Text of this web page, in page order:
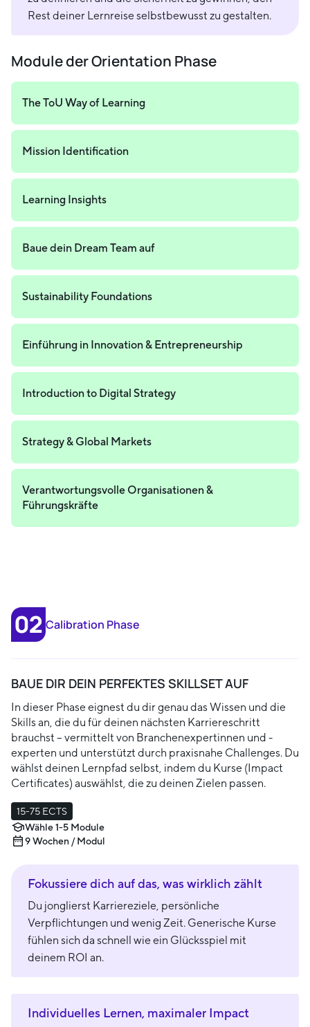
Rest deiner Lernreise selbstbewusst zu gestalten.
Module der Orientation Phase
The ToU Way of Learning
Mission Identification
Learning Insights
Baue dein Dream Team auf
Sustainability Foundations
Einführung in Innovation & Entrepreneurship
Introduction to Digital Strategy
Strategy & Global Markets
Verantwortungsvolle Organisationen &
Führungskräfte
Calibration Phase
BAUE DIR DEIN PERFEKTES SKILLSET AUF
In dieser Phase eignest du dir genau das Wissen und die
Skills an, die du für deinen nächsten Karriereschritt
brauchst – vermittelt von Branchenexpertinnen und -
experten und unterstützt durch praxisnahe Challenges. Du
wählst deinen Lernpfad selbst, indem du Kurse (Impact
Certificates) auswählst, die zu deinen Zielen passen.
15-75 ECTS
Wähle 1-5 Module
9 Wochen / Modul
Fokussiere dich auf das, was wirklich zählt
Du jonglierst Karriereziele, persönliche
Verpflichtungen und wenig Zeit. Generische Kurse
fühlen sich da schnell wie ein Glücksspiel mit
deinem ROI an.
Individuelles Lernen, maximaler Impact